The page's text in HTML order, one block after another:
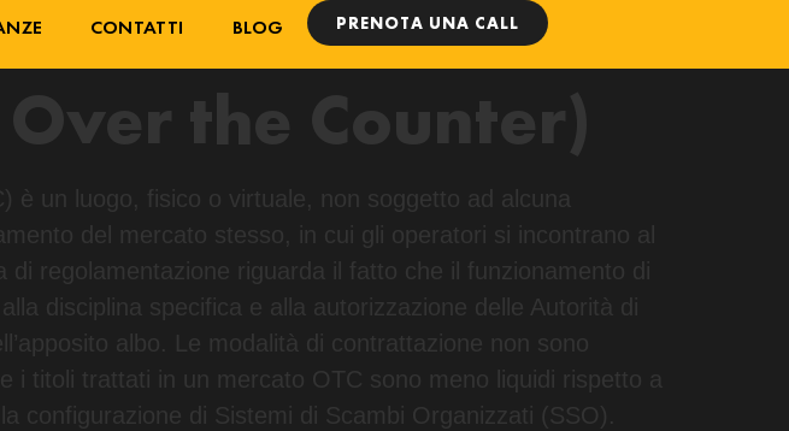
CONTATTI BLOG PRENOTA UNA CALL
Over the Counter)
è un luogo, fisico o virtuale, non soggetto ad alcuna
del mercato stesso, in cui gli operatori si incontrano al
regolamentazione riguarda il fatto che il funzionamento di
disciplina specifica e alla autorizzazione delle Autorità di
albo. Le modalità di contrattazione non sono
i titoli trattati in un mercato OTC sono meno liquidi rispetto a
configurazione di Sistemi di Scambi Organizzati (SSO).